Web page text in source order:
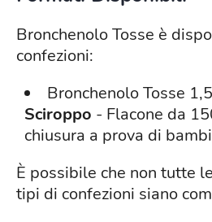
Bronchenolo Tosse è
confezioni:
Bronchenolo Tosse
Sciroppo - Flacone da
chiusura a prova di
È possibile che non tutte
tipi di confezioni siano